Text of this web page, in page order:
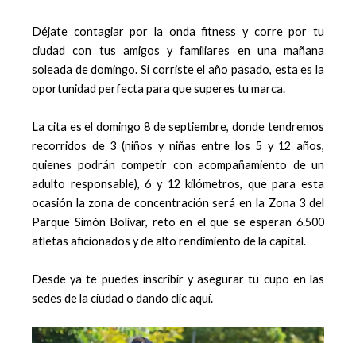
Déjate contagiar por la onda fitness y corre por tu
ciudad con tus amigos y familiares en una mañana
soleada de domingo. Si corriste el año pasado, esta es la
oportunidad perfecta para que superes tu marca.
La cita es el domingo 8 de septiembre, donde tendremos
recorridos de 3 (niños y niñas entre los 5 y 12 años,
quienes podrán competir con acompañamiento de un
adulto responsable), 6 y 12 kilómetros, que para esta
ocasión la zona de concentración será en la Zona 3 del
Parque Simón Bolívar, reto en el que se esperan 6.500
atletas aficionados y de alto rendimiento de la capital.
Desde ya te puedes inscribir y asegurar tu cupo en las
sedes de la ciudad o dando clic aquí.